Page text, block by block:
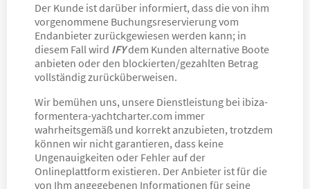
Der Kunde ist darüber informiert, dass die von ihm
vorgenommene Buchungsreservierung vom
Endanbieter zurückgewiesen werden kann; in
diesem Fall wird IFYdem Kunden alternative Boote
anbieten oder den blockierten/gezahlten Betrag
vollständig zurücküberweisen.
Wir bemühen uns, unsere Dienstleistung bei ibiza-
formentera-yachtcharter.com immer
wahrheitsgemäß und korrekt anzubieten, trotzdem
können wir nicht garantieren, dass keine
Ungenauigkeiten oder Fehler auf der
Onlineplattform existieren. Der Anbieter ist für die
von Ihm angegebenen Informationen für seine